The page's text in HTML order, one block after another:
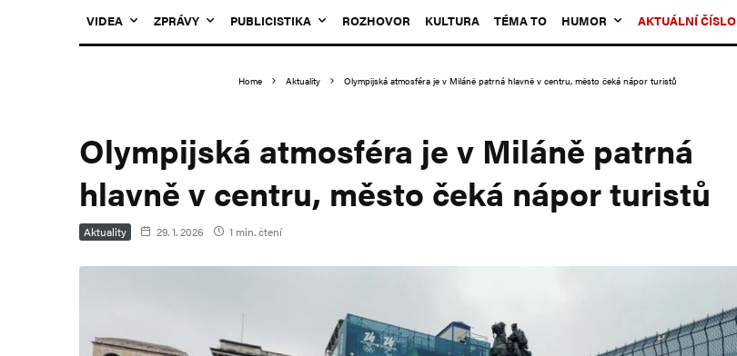
VIDEA ZPRÁVY PUBLICISTIKA ROZHOVOR KULTURA TÉMA TO HUMOR AKTUÁLNÍ ČÍSLO
Home Aktuality Olympijská atmosféra je v Miláně patrná hlavně v centru, město čeká nápor turistů
Olympijská atmosféra je v Miláně patrná
hlavně v centru, město čeká nápor turistů
Aktuality 29. 1. 2026 1 min. čtení